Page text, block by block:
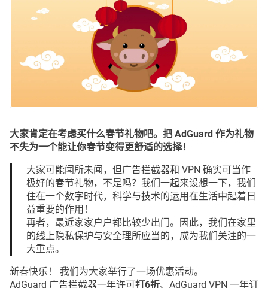
大家肯定在考虑买什么春节礼物吧。把 AdGuard 作为礼物
不失为一个能让你春节变得更舒适的选择！
大家可能闻所未闻，但广告拦截器和 VPN 确实可当作
极好的春节礼物，不是吗？我们一起来设想一下，我们
住在一个数字时代，科学与技术的运用在生活中起着日
益重要的作用！
再者，最近家家户户都比较少出门。因此，我们在家里
的线上隐私保护与安全理所应当的，成为我们关注的一
大重点。
新春快乐！ 我们为大家举行了一场优惠活动。
AdGuard 广告拦截器一年许可打6折、AdGuard VPN 一年订